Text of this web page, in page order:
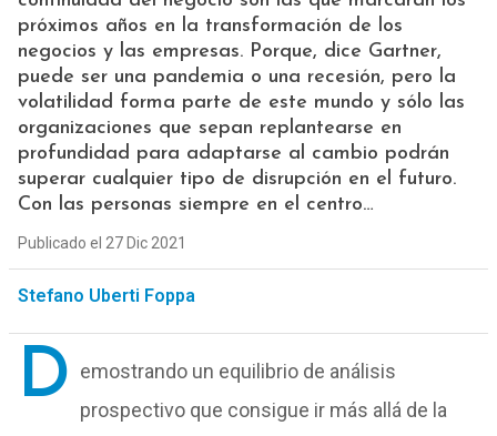
próximos años en la transformación de los
negocios y las empresas. Porque, dice Gartner,
puede ser una pandemia o una recesión, pero la
volatilidad forma parte de este mundo y sólo las
organizaciones que sepan replantearse en
profundidad para adaptarse al cambio podrán
superar cualquier tipo de disrupción en el futuro.
Con las personas siempre en el centro…
Publicado el 27 Dic 2021
Stefano Uberti Foppa
D emostrando un equilibrio de análisis
prospectivo que consigue ir más allá de la